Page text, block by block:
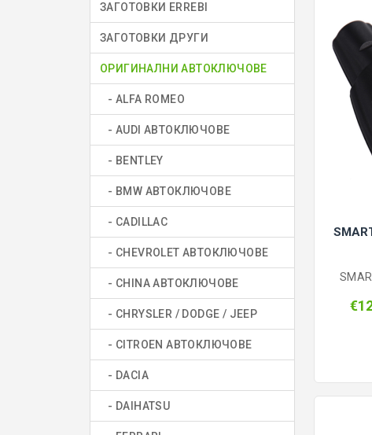
ЗАГОТОВКИ ERREBI
ЗАГОТОВКИ ДРУГИ
ОРИГИНАЛНИ АВТОКЛЮЧОВЕ
- ALFA ROMEO
- AUDI АВТОКЛЮЧОВЕ
- BENTLEY
- BMW АВТОКЛЮЧОВЕ
- CADILLAC
- CHEVROLET АВТОКЛЮЧОВЕ
- CHINA АВТОКЛЮЧОВЕ
- CHRYSLER / DODGE / JEEP
- CITROEN АВТОКЛЮЧОВЕ
- DACIA
- DAIHATSU